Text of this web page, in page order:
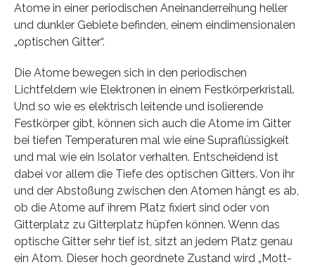
Atome in einer periodischen Aneinanderreihung heller
und dunkler Gebiete befinden, einem eindimensionalen
„optischen Gitter“.
Die Atome bewegen sich in den periodischen
Lichtfeldern wie Elektronen in einem Festkörperkristall.
Und so wie es elektrisch leitende und isolierende
Festkörper gibt, können sich auch die Atome im Gitter
bei tiefen Temperaturen mal wie eine Supraflüssigkeit
und mal wie ein Isolator verhalten. Entscheidend ist
dabei vor allem die Tiefe des optischen Gitters. Von ihr
und der Abstoßung zwischen den Atomen hängt es ab,
ob die Atome auf ihrem Platz fixiert sind oder von
Gitterplatz zu Gitterplatz hüpfen können. Wenn das
optische Gitter sehr tief ist, sitzt an jedem Platz genau
ein Atom. Dieser hoch geordnete Zustand wird „Mott-